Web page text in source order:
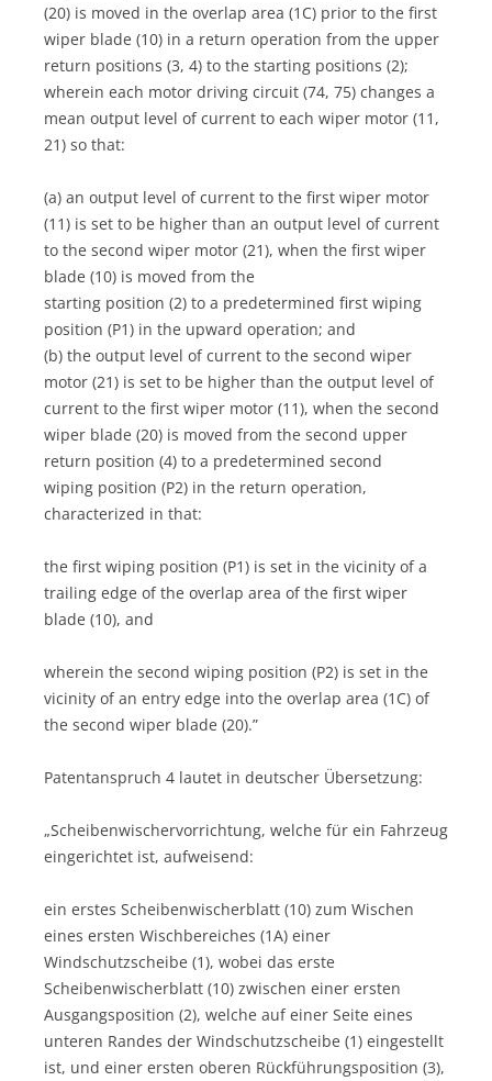
(20) is moved in the overlap area (1C) prior to the first
wiper blade (10) in a return operation from the upper
return positions (3, 4) to the starting positions (2);
wherein each motor driving circuit (74, 75) changes a
mean output level of current to each wiper motor (11,
21) so that:
(a) an output level of current to the first wiper motor
(11) is set to be higher than an output level of current
to the second wiper motor (21), when the first wiper
blade (10) is moved from the
starting position (2) to a predetermined first wiping
position (P1) in the upward operation; and
(b) the output level of current to the second wiper
motor (21) is set to be higher than the output level of
current to the first wiper motor (11), when the second
wiper blade (20) is moved from the second upper
return position (4) to a predetermined second
wiping position (P2) in the return operation,
characterized in that:
the first wiping position (P1) is set in the vicinity of a
trailing edge of the overlap area of the first wiper
blade (10), and
wherein the second wiping position (P2) is set in the
vicinity of an entry edge into the overlap area (1C) of
the second wiper blade (20).”
Patentanspruch 4 lautet in deutscher Übersetzung:
„Scheibenwischervorrichtung, welche für ein Fahrzeug
eingerichtet ist, aufweisend:
ein erstes Scheibenwischerblatt (10) zum Wischen
eines ersten Wischbereiches (1A) einer
Windschutzscheibe (1), wobei das erste
Scheibenwischerblatt (10) zwischen einer ersten
Ausgangsposition (2), welche auf einer Seite eines
unteren Randes der Windschutzscheibe (1) eingestellt
ist, und einer ersten oberen Rückführungsposition (3),